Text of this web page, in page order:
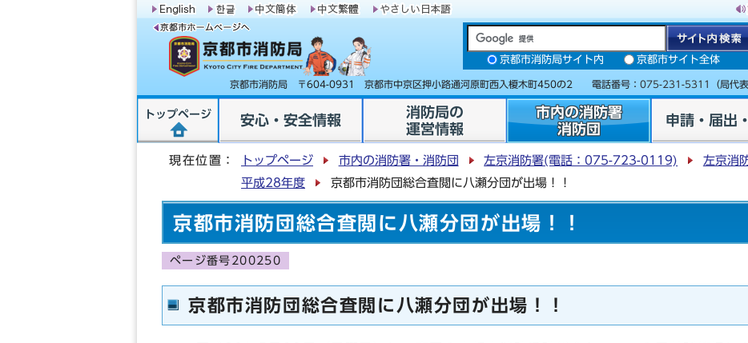
京都市消防局サイト内 京都市サイト全体
京都市消防局 〒604-0931 京都市中京区押小路通河原町西入榎木町450の2 電話番号： 075-231-5311 （局代
トップページ 安心・安全情報
消防局の
運営情報
市内の消防署
消防団
申請・届出
現在位置： トップページ 市内の消防署・消防団 左京消防署(電話：075-723-0119)
左京消
平成28年度
京都市消防団総合査閲に八瀬分団が出場！！
京都市消防団総合査閲に八瀬分団が出場！！
ページ番号200250
京都市消防団総合査閲に八瀬分団が出場！！